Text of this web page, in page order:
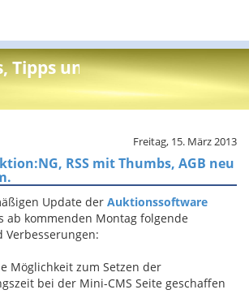
Tipps und Info
Freitag, 15. März 2013
RSS mit Thumbs, AGB neu
Update der Auktionssoftware
ab kommenden Montag folgende
Verbesserungen:
Möglichkeit zum Setzen der
bei der Mini-CMS Seite geschaffen